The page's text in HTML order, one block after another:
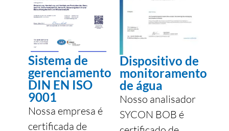
Sistema de
gerenciamento
DIN EN ISO
9001
Nossa empresa é
certificada de
Dispositivo de
monitoramento
de água
Nosso analisador
SYCON BOB é